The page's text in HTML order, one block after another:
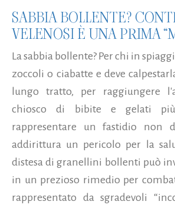
SABBIA BOLLENTE?
VELENOSI È UNA PRIMA
La sabbia bollente? Per chi in
zoccoli o ciabatte e deve
lungo tratto, per raggiungere
chiosco di bibite e gelati
rappresentare un fastidio non
addirittura un pericolo per la
distesa di granellini bollenti può
in un prezioso rimedio per
rappresentato da sgradevoli